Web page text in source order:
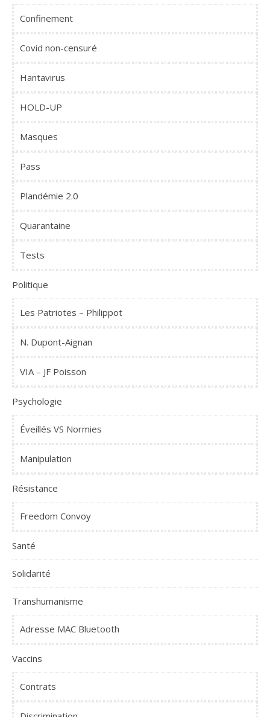
Confinement
Covid non-censuré
Hantavirus
HOLD-UP
Masques
Pass
Plandémie 2.0
Quarantaine
Tests
Politique
Les Patriotes – Philippot
N. Dupont-Aignan
VIA – JF Poisson
Psychologie
Éveillés VS Normies
Manipulation
Résistance
Freedom Convoy
Santé
Solidarité
Transhumanisme
Adresse MAC Bluetooth
Vaccins
Contrats